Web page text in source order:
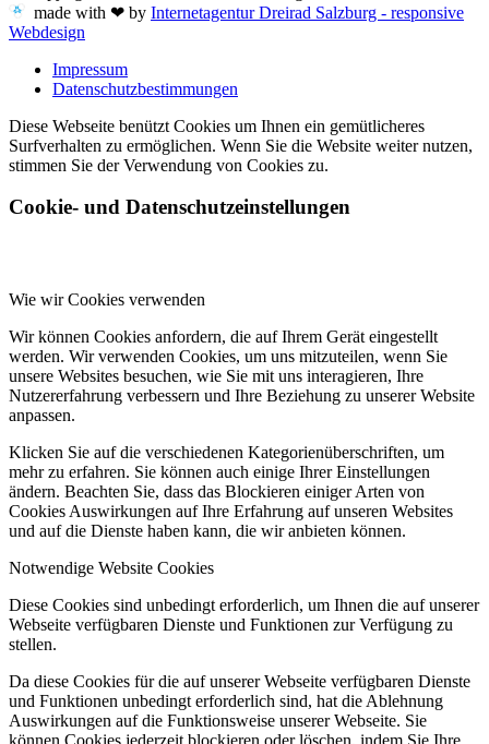
made with ❤ by Internetagentur Dreirad Salzburg - responsive
Webdesign
Impressum
Datenschutzbestimmungen
Diese Webseite benützt Cookies um Ihnen ein gemütlicheres
Surfverhalten zu ermöglichen. Wenn Sie die Website weiter nutzen,
stimmen Sie der Verwendung von Cookies zu.
Cookie- und Datenschutzeinstellungen
Wie wir Cookies verwenden
Wir können Cookies anfordern, die auf Ihrem Gerät eingestellt
werden. Wir verwenden Cookies, um uns mitzuteilen, wenn Sie
unsere Websites besuchen, wie Sie mit uns interagieren, Ihre
Nutzererfahrung verbessern und Ihre Beziehung zu unserer Website
anpassen.
Klicken Sie auf die verschiedenen Kategorienüberschriften, um
mehr zu erfahren. Sie können auch einige Ihrer Einstellungen
ändern. Beachten Sie, dass das Blockieren einiger Arten von
Cookies Auswirkungen auf Ihre Erfahrung auf unseren Websites
und auf die Dienste haben kann, die wir anbieten können.
Notwendige Website Cookies
Diese Cookies sind unbedingt erforderlich, um Ihnen die auf unserer
Webseite verfügbaren Dienste und Funktionen zur Verfügung zu
stellen.
Da diese Cookies für die auf unserer Webseite verfügbaren Dienste
und Funktionen unbedingt erforderlich sind, hat die Ablehnung
Auswirkungen auf die Funktionsweise unserer Webseite. Sie
können Cookies jederzeit blockieren oder löschen, indem Sie Ihre